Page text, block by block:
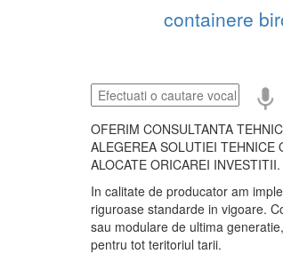
containere
OFERIM CONSULTANTA
ALEGEREA SOLUTIEI TEHNICE
ALOCATE ORICAREI INVESTITII.
In calitate de producator am
riguroase standarde in vigoare.
sau modulare de ultima
pentru tot teritoriul tarii.